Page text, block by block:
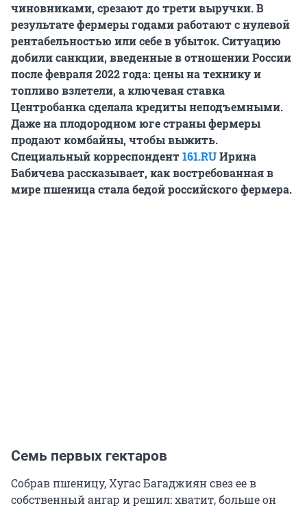
чиновниками, срезают до трети выручки. В
результате фермеры годами работают с нулевой
рентабельностью или себе в убыток. Ситуацию
добили санкции, введенные в отношении России
после февраля2022 года: цены на технику и
топливо взлетели, а ключевая ставка
Центробанка сделала кредиты неподъемными.
Даже на плодородном юге страны фермеры
продают комбайны, чтобы выжить.
Специальный корреспондент161.RUИрина
Бабичева рассказывает, как востребованная в
мире пшеница стала бедой российского фермера.
Семь первых гектаров
Собрав пшеницу, Хугас Багаджиян свез ее в
собственный ангар и решил: хватит, больше он